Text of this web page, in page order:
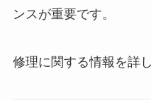
ンスが重要です。
修理に関する情報を詳